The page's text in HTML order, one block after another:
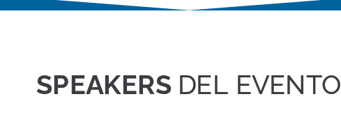
SPEAKERS DEL EVENTO